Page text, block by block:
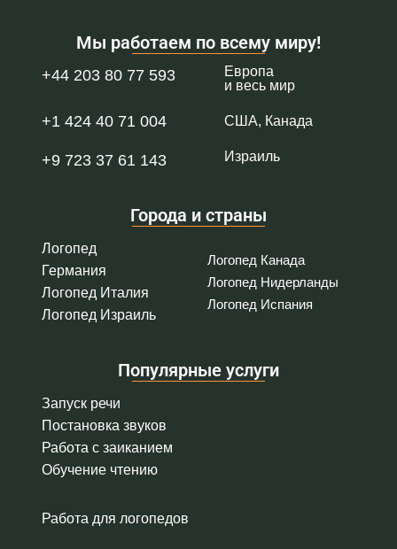
Мы работаем по всему миру!
+44 203 80 77 593
Европа
и весь мир
+1 424 40 71 004 США, Канада
+9 723 37 61 143 Израиль
Города и страны
Логопед
Германия
Логопед Италия
Логопед Израиль
Логопед Канада
Логопед Нидерланды
Логопед Испания
Популярные услуги
Запуск речи
Постановка звуков
Работа с заиканием
Обучение чтению
Работа для логопедов